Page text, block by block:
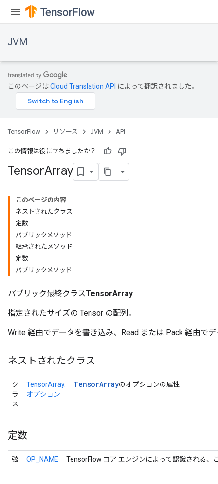
JVM
このページはCloud Translation API によって翻訳されました。
TensorFlow リソース JVM API
この情報は役に立ちましたか？
TensorArray
このページの内容
ネストされたクラス
定数
パブリックメソッド
継承されたメソッド
定数
パブリックメソッド
パブリック最終クラスTensorArray
指定されたサイズの Tensor の配列。
Write 経由でデータを書き込み、Read または Pack 経由で
ネストされたクラス
ク
ラ
ス
TensorArray.
オプション
TensorArrayのオプションの属性
定数
弦 OP_NAME TensorFlow コア エンジンによって認識される、